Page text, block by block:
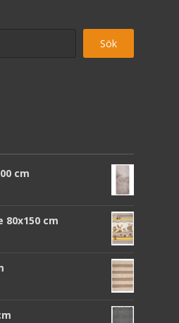
Sök
cm
80x150 cm